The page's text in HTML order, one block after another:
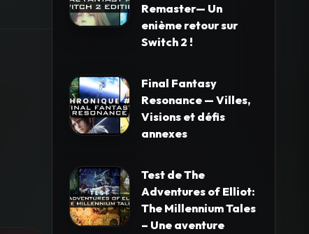
Remaster— Un
enième retour sur
Switch 2 !
Final Fantasy
Resonance — Villes,
Visions et défis
annexes
Test de The
Adventures of Elliot:
The Millennium Tales
– Une aventure